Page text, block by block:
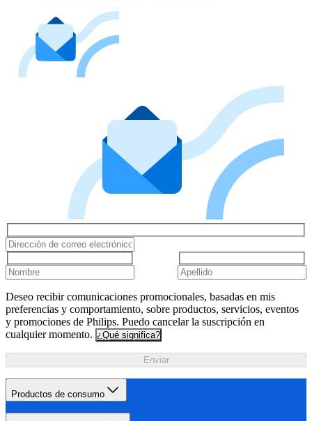
Deseo recibir comunicaciones promocionales, basadas en mis
preferencias y comportamiento, sobre productos, servicios, eventos
y promociones de Philips. Puedo cancelar la suscripción en
cualquier momento. ¿Qué significa?
Enviar
Productos de consumo